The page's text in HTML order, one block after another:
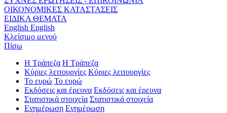
ΟΙΚΟΝΟΜΙΚΕΣ ΚΑΤΑΣΤΑΣΕΙΣ
ΕΙΔΙΚΑ ΘΕΜΑΤΑ
English English
Κλείσιμο μενού
Πίσω
Η Τράπεζα Η Τράπεζα
Κύριες λειτουργίες Κύριες λειτουργίες
Το ευρώ Το ευρώ
Εκδόσεις και έρευνα Εκδόσεις και έρευνα
Στατιστικά στοιχεία Στατιστικά στοιχεία
Ενημέρωση Ενημέρωση